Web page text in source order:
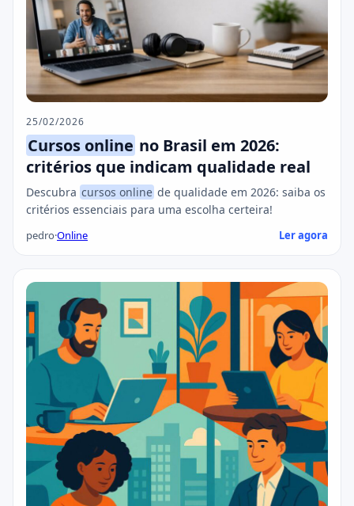
25/02/2026
Cursos online no Brasil em 2026:
critérios que indicam qualidade real
Descubra cursos online de qualidade em 2026: saiba os
critérios essenciais para uma escolha certeira!
pedro·Online Ler agora